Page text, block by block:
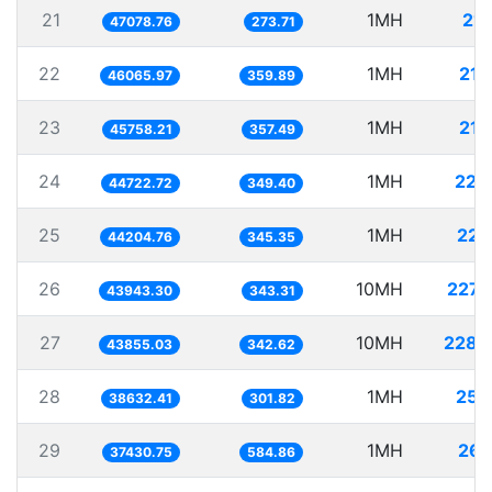
21 47078.76 273.71 1MH
22 46065.97 359.89 1MH
23 45758.21 357.49 1MH
24 44722.72 349.40 1MH
25 44204.76 345.35 1MH
26 43943.30 343.31 10MH
27 43855.03 342.62 10MH
28 38632.41 301.82 1MH
29 37430.75 584.86 1MH